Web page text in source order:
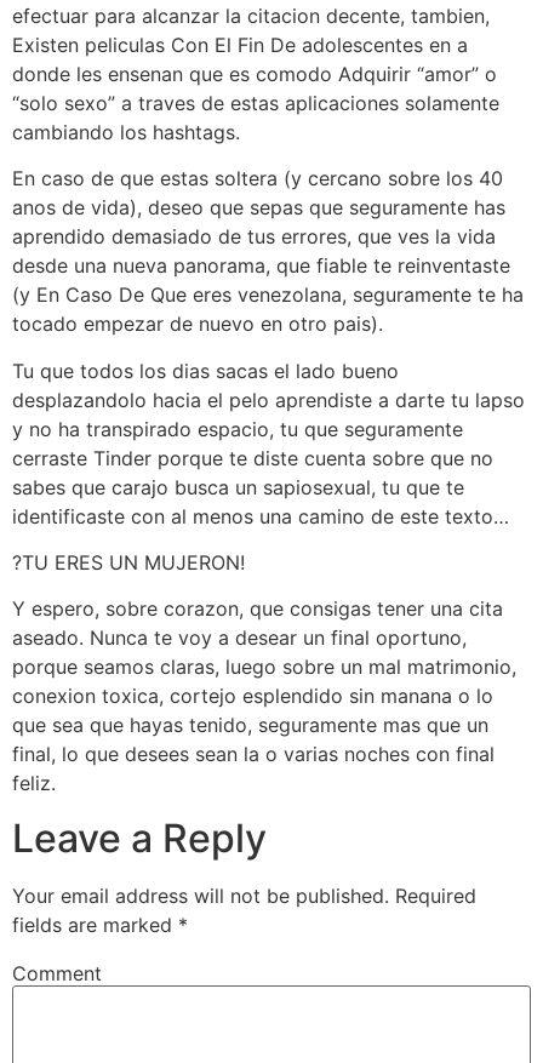
efectuar para alcanzar la citacion decente, tambien,
Existen peliculas Con El Fin De adolescentes en a
donde les ensenan que es comodo Adquirir “amor” o
“solo sexo” a traves de estas aplicaciones solamente
cambiando los hashtags.
En caso de que estas soltera (y cercano sobre los 40
anos de vida), deseo que sepas que seguramente has
aprendido demasiado de tus errores, que ves la vida
desde una nueva panorama, que fiable te reinventaste
(y En Caso De Que eres venezolana, seguramente te ha
tocado empezar de nuevo en otro pais).
Tu que todos los dias sacas el lado bueno
desplazandolo hacia el pelo aprendiste a darte tu lapso
y no ha transpirado espacio, tu que seguramente
cerraste Tinder porque te diste cuenta sobre que no
sabes que carajo busca un sapiosexual, tu que te
identificaste con al menos una camino de este texto…
?TU ERES UN MUJERON!
Y espero, sobre corazon, que consigas tener una cita
aseado. Nunca te voy a desear un final oportuno,
porque seamos claras, luego sobre un mal matrimonio,
conexion toxica, cortejo esplendido sin manana o lo
que sea que hayas tenido, seguramente mas que un
final, lo que desees sean la o varias noches con final
feliz.
Leave a Reply
Your email address will not be published. Required
fields are marked *
Comment